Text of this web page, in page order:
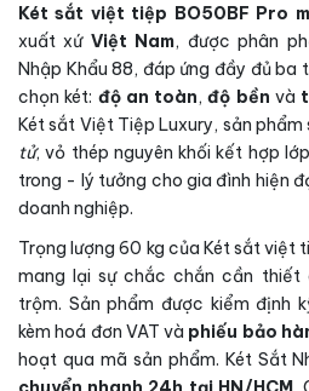
Két sắt việt tiệp BO50BF Pro
xuất xứ Việt Nam, được phân
Nhập Khẩu 88, đáp ứng đầy đủ ba
chọn két: độ an toàn,độ bền và
Két sắt Việt Tiệp Luxury, sản phẩm
tử, vỏ thép nguyên khối kết hợp
trong - lý tưởng cho gia đình hiện
doanh nghiệp.
Trọng lượng 60 kg của Két sắt việt
mang lại sự chắc chắn cần
trộm. Sản phẩm được kiểm định
kèm hoá đơn VAT và phiếu bảo
hoạt qua mã sản phẩm. Két Sắt